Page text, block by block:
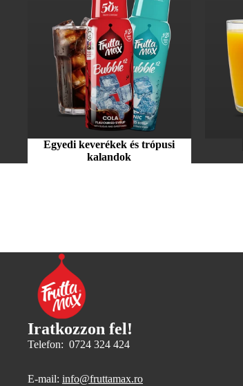
Egyedi keverékek és trópusi
kalandok
Iratkozzon fel!
Telefon: 0724 324 424
E-mail: info@fruttamax.ro